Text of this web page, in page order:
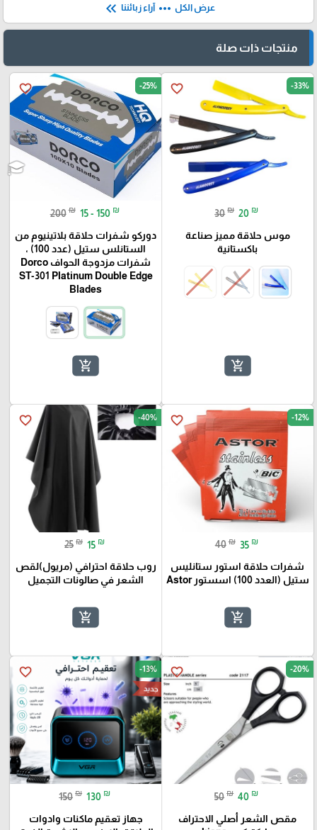
عرض الكل more_horiz آراء زبائننا keyboard_double_arrow_left
منتجات ذات صلة
favorite_border -33%
30 ₪ 20 ₪
موس حلاقة مميز صناعة
باكستانية
add_shopping_cart
favorite_border -25%
200 ₪ 15 - 150 ₪
دوركو شفرات حلاقة بلاتينيوم من
الستانلس ستيل (عدد 100) ،
شفرات مزدوجة الحواف Dorco
ST-301 Platinum Double Edge
Blades
add_shopping_cart
favorite_border -12%
40 ₪ 35 ₪
شفرات حلاقة استور ستانليس
ستيل (العدد 100) اسستور Astor
add_shopping_cart
favorite_border -40%
25 ₪ 15 ₪
روب حلاقة احترافي (مريول)لقص
الشعر في صالونات التجميل
add_shopping_cart
favorite_border -20%
50 ₪ 40 ₪
مقص الشعر أصلي الاحتراف
favorite_border -13%
جديد
150 ₪ 130 ₪
جهاز تعقيم ماكنات وادوات